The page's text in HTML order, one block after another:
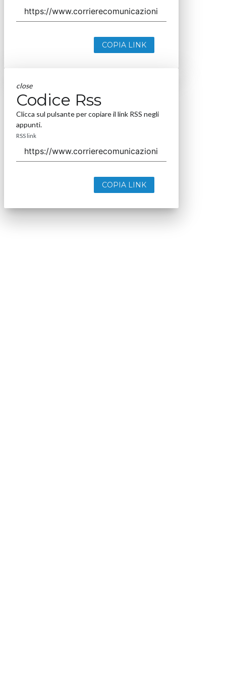
COPIA LINK
close
Codice Rss
Clicca sul pulsante per copiare il link RSS negli
appunti.
RSS link
COPIA LINK